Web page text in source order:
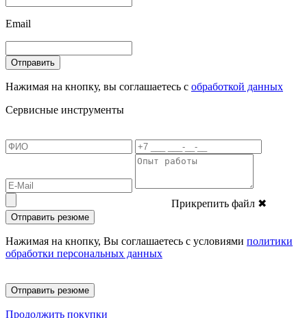
Email
Отправить
Нажимая на кнопку, вы соглашаетесь с обработкой данных
Сервисные инструменты
Прикрепить файл ✖
Отправить резюме
Нажимая на кнопку, Вы соглашаетесь с условиями политики
обработки персональных данных
Отправить резюме
Продолжить покупки